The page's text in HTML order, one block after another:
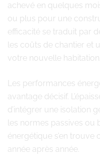
achevé en quelques
ou plus pour une
efficacité se traduit par
les coûts de chantier et
votre nouvelle habitation.
Les performances
avantage décisif.
d’intégrer une isolation
les normes passives ou
énergétique s’en trouve
année après année.